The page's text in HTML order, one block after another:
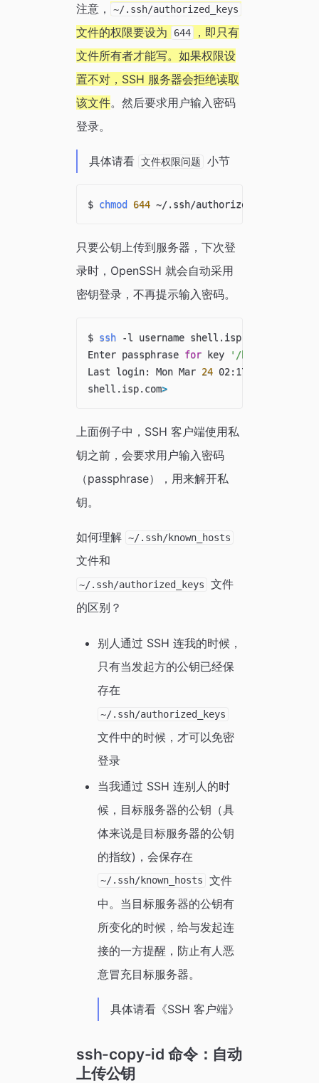
注意， ~/.ssh/authorized_keys
文件的权限要设为 644
，即只有
文件所有者才能写。如果权限设
置不对，SSH 服务器会拒绝读取
该文件。然后要求用户输入密码
登录。
具体请看 文件权限问题 小节
$ chmod 644
只要公钥上传到服务器，下次登
录时，OpenSSH 就会自动采用
密钥登录，不再提示输入密码。
$ ssh -l username shell.isp.com
Enter passphrase for key
'/home/you/
Last login: Mon Mar 24 02:17:27
shell.isp.com>
上面例子中，SSH 客户端使用私
钥之前，会要求用户输入密码
（passphrase），用来解开私
钥。
如何理解 ~/.ssh/known_hosts
文件和
~/.ssh/authorized_keys
文件
的区别？
别人通过 SSH 连我的时候，
只有当发起方的公钥已经保
存在
~/.ssh/authorized_keys
文件中的时候，才可以免密
登录
当我通过 SSH 连别人的时
候，目标服务器的公钥（具
体来说是目标服务器的公钥
的指纹)，会保存在
~/.ssh/known_hosts
文件
中。当目标服务器的公钥有
所变化的时候，给与发起连
接的一方提醒，防止有人恶
意冒充目标服务器。
具体请看《SSH 客户端》
ssh-copy-id 命令：自动
上传公钥